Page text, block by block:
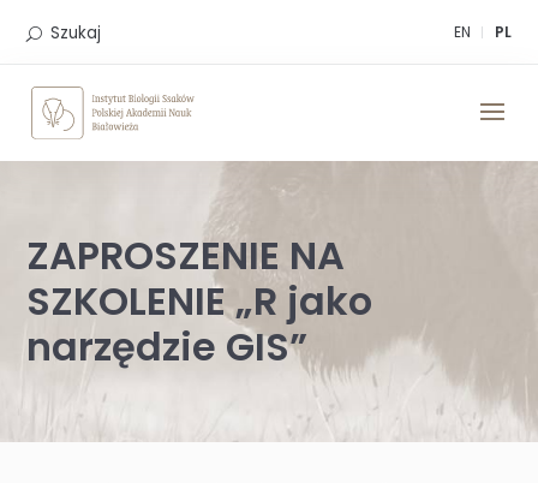
EN PL
Szukaj
ZAPROSZENIE NA
SZKOLENIE „R jako
narzędzie GIS”